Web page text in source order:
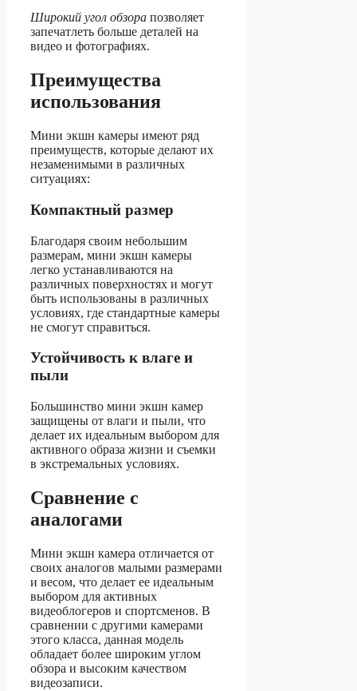
Широкий угол обзора позволяет
запечатлеть больше деталей на
видео и фотографиях.
Преимущества
использования
Мини экшн камеры имеют ряд
преимуществ, которые делают их
незаменимыми в различных
ситуациях:
Компактный размер
Благодаря своим небольшим
размерам, мини экшн камеры
легко устанавливаются на
различных поверхностях и могут
быть использованы в различных
условиях, где стандартные камеры
не смогут справиться.
Устойчивость к влаге и
пыли
Большинство мини экшн камер
защищены от влаги и пыли, что
делает их идеальным выбором для
активного образа жизни и съемки
в экстремальных условиях.
Сравнение с
аналогами
Мини экшн камера отличается от
своих аналогов малыми размерами
и весом, что делает ее идеальным
выбором для активных
видеоблогеров и спортсменов. В
сравнении с другими камерами
этого класса, данная модель
обладает более широким углом
обзора и высоким качеством
видеозаписи.